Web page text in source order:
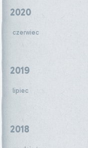
2020
czerwiec
2019
lipiec
2018